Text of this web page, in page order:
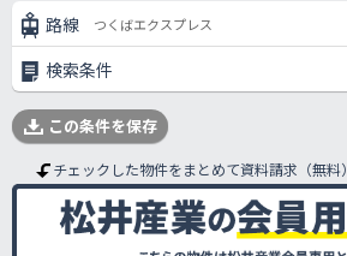
路線 つくばエクスプレス
検索条件
この条件を保存
チェックした物件をまとめて資料請求（無料）